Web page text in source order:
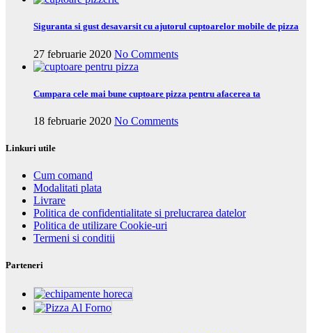
Siguranta si gust desavarsit cu ajutorul cuptoarelor mobile de pizza
27 februarie 2020 No Comments
Cumpara cele mai bune cuptoare pizza pentru afacerea ta
18 februarie 2020 No Comments
Linkuri utile
Cum comand
Modalitati plata
Livrare
Politica de confidentialitate si prelucrarea datelor
Politica de utilizare Cookie-uri
Termeni si conditii
Parteneri